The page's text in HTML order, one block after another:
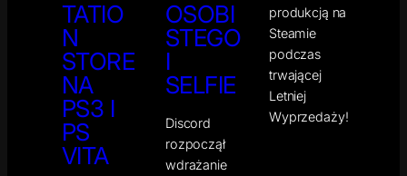
TATIO
N
STORE
NA
PS3 I
PS
VITA
OSOBI
STEGO
I
SELFIE
Discord
rozpoczął
wdrażanie
produkcją na
Steamie
podczas
trwającej
Letniej
Wyprzedaży!